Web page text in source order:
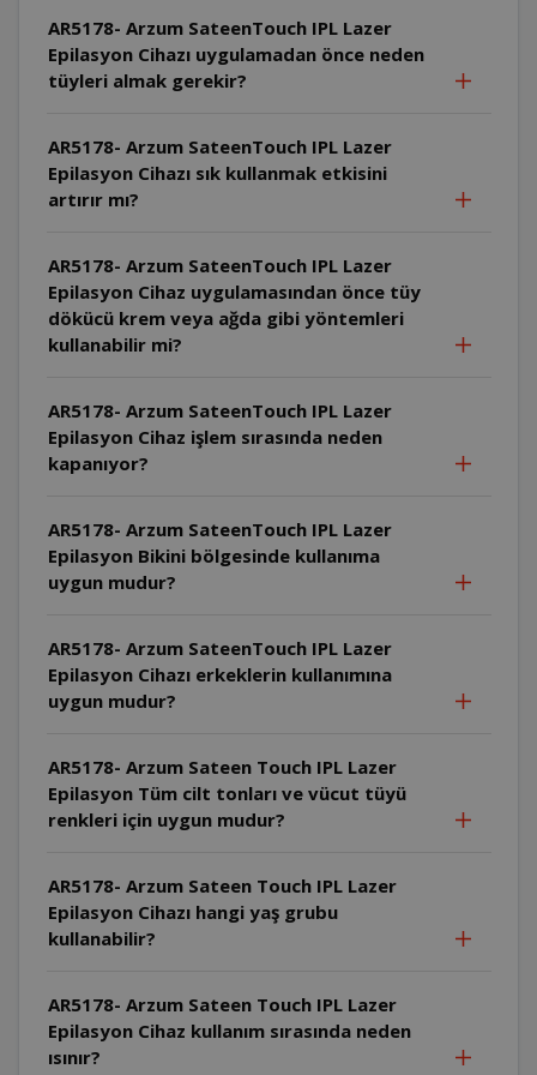
AR5178- Arzum SateenTouch IPL Lazer
Epilasyon Cihazı uygulamadan önce neden
tüyleri almak gerekir?
AR5178- Arzum SateenTouch IPL Lazer
Epilasyon Cihazı sık kullanmak etkisini
artırır mı?
AR5178- Arzum SateenTouch IPL Lazer
Epilasyon Cihaz uygulamasından önce tüy
dökücü krem veya ağda gibi yöntemleri
kullanabilir mi?
AR5178- Arzum SateenTouch IPL Lazer
Epilasyon Cihaz işlem sırasında neden
kapanıyor?
AR5178- Arzum SateenTouch IPL Lazer
Epilasyon Bikini bölgesinde kullanıma
uygun mudur?
AR5178- Arzum SateenTouch IPL Lazer
Epilasyon Cihazı erkeklerin kullanımına
uygun mudur?
AR5178- Arzum Sateen Touch IPL Lazer
Epilasyon Tüm cilt tonları ve vücut tüyü
renkleri için uygun mudur?
AR5178- Arzum Sateen Touch IPL Lazer
Epilasyon Cihazı hangi yaş grubu
kullanabilir?
AR5178- Arzum Sateen Touch IPL Lazer
Epilasyon Cihaz kullanım sırasında neden
ısınır?